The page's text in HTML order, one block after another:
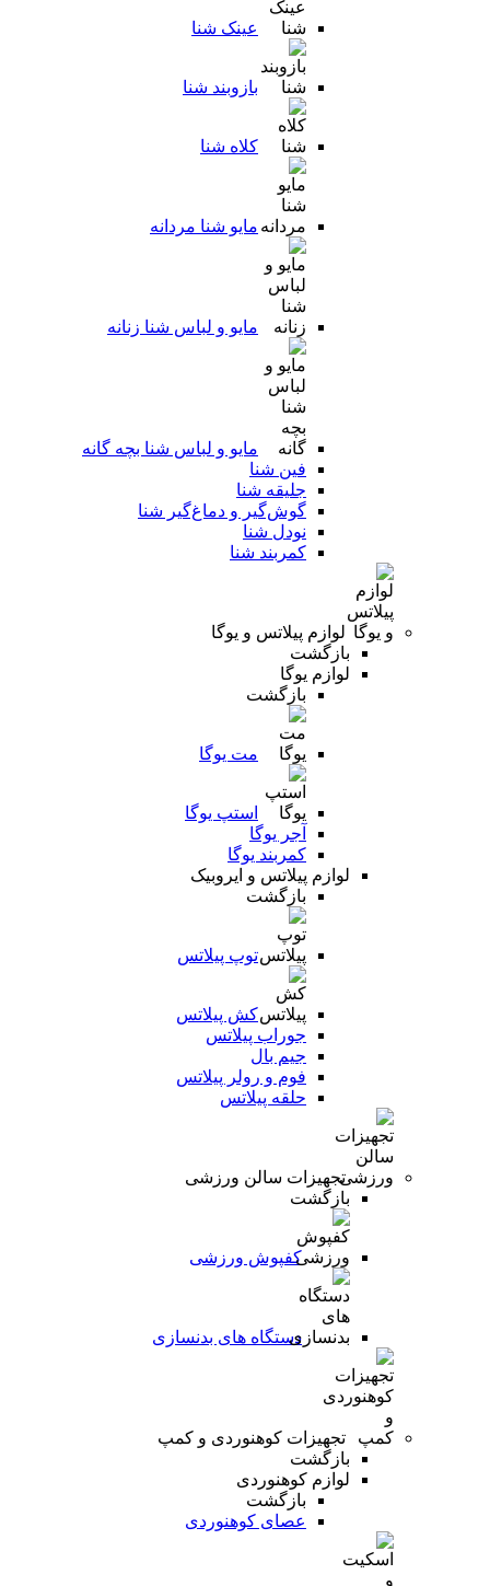
عینک شنا
بازوبند شنا
کلاه شنا
مایو شنا مردانه
مایو و لباس شنا زنانه
مایو و لباس شنا بچه گانه
فین شنا
جلیقه شنا
گوش‌گیر و دماغ‌گیر شنا
نودل شنا
کمربند شنا
لوازم پیلاتس و یوگا
بازگشت
لوازم یوگا
بازگشت
مت یوگا
استپ یوگا
آجر یوگا
کمربند یوگا
لوازم پیلاتس و ایروبیک
بازگشت
توپ پیلاتس
کش پیلاتس
جوراب پیلاتس
جیم بال
فوم و رولر پیلاتس
حلقه پیلاتس
تجهیزات سالن ورزشی
بازگشت
کفپوش ورزشی
دستگاه های بدنسازی
تجهیزات کوهنوردی و کمپ
بازگشت
لوازم کوهنوردی
بازگشت
عصای کوهنوردی